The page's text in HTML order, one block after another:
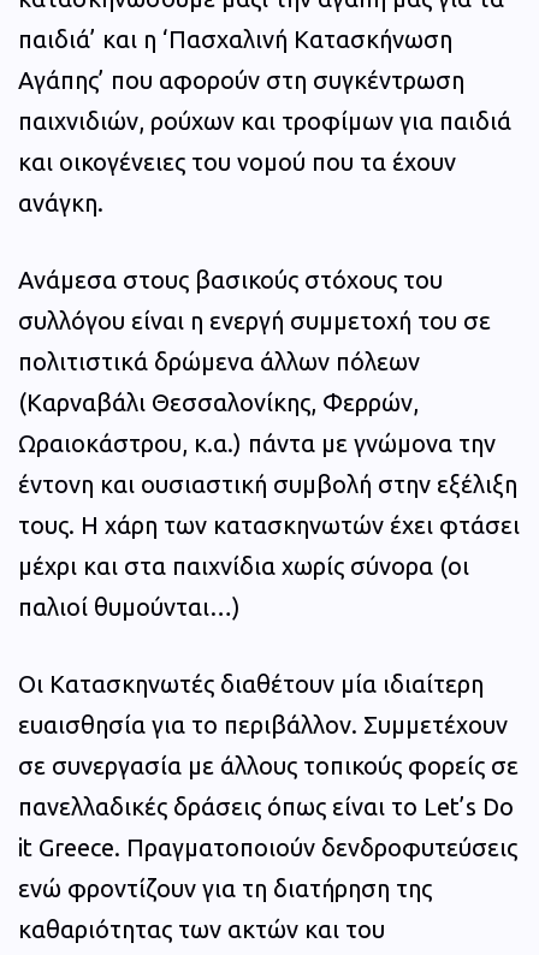
παιδιά’ και η ‘Πασχαλινή Κατασκήνωση
Αγάπης’ που αφορούν στη συγκέντρωση
παιχνιδιών, ρούχων και τροφίμων για παιδιά
και οικογένειες του νομού που τα έχουν
ανάγκη.
Ανάμεσα στους βασικούς στόχους του
συλλόγου είναι η ενεργή συμμετοχή του σε
πολιτιστικά δρώμενα άλλων πόλεων
(Καρναβάλι Θεσσαλονίκης, Φερρών,
Ωραιοκάστρου, κ.α.) πάντα με γνώμονα την
έντονη και ουσιαστική συμβολή στην εξέλιξη
τους. Η χάρη των κατασκηνωτών έχει φτάσει
μέχρι και στα παιχνίδια χωρίς σύνορα (οι
παλιοί θυμούνται…)
Οι Κατασκηνωτές διαθέτουν μία ιδιαίτερη
ευαισθησία για το περιβάλλον. Συμμετέχουν
σε συνεργασία με άλλους τοπικούς φορείς σε
πανελλαδικές δράσεις όπως είναι τo Let’s Do
it Greece. Πραγματοποιούν δενδροφυτεύσεις
ενώ φροντίζουν για τη διατήρηση της
καθαριότητας των ακτών και του